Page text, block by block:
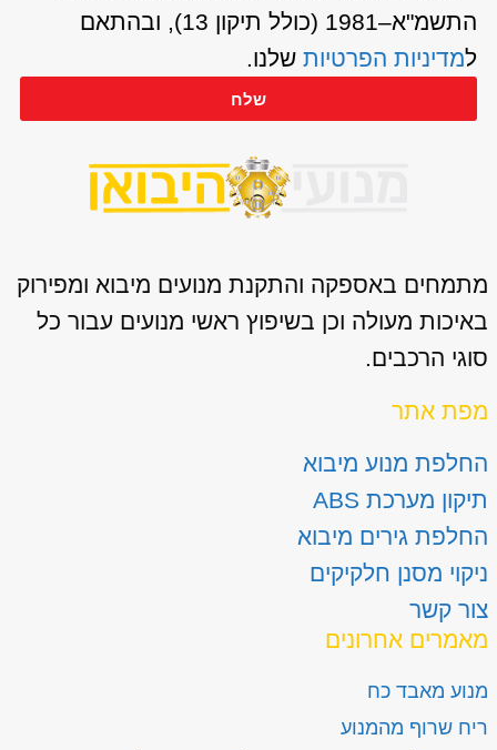
התשמ"א–1981 (כולל תיקון 13), ובהתאם
למדיניות הפרטיותשלנו.
שלח
מתמחים באספקה והתקנת מנועים מיבוא ומפירוק
באיכות מעולה וכן בשיפוץ ראשי מנועים עבור כל
סוגי הרכבים.
מפת אתר
החלפת מנוע מיבוא
תיקון מערכת ABS
החלפת גירים מיבוא
ניקוי מסנן חלקיקים
צור קשר
מאמרים אחרונים
מנוע מאבד כח
ריח שרוף מהמנוע